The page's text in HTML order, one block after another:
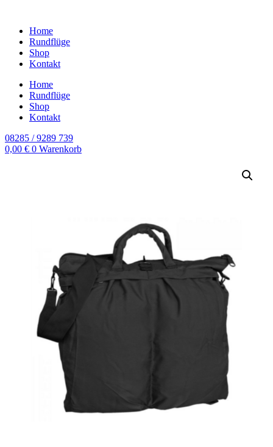
Home
Rundflüge
Shop
Kontakt
Home
Rundflüge
Shop
Kontakt
08285 / 9289 739
0,00 € 0 Warenkorb